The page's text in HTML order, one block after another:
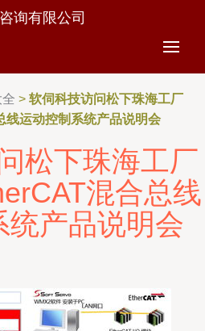
询有限公司
> 软伺科技访问松下珠海工厂
运动控制系统产品说明会
松下珠海工厂
混合总线
统产品说明会